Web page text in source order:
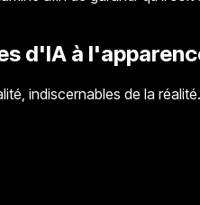
d'IA à
indiscernables de la réalité.